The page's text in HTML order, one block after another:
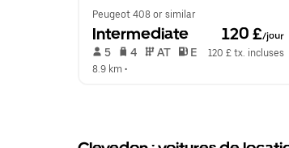
Peugeot 408 or similar
Intermediate 120 £/jour
5 4 AT E
120 £ tx. incluses
8.9 km •